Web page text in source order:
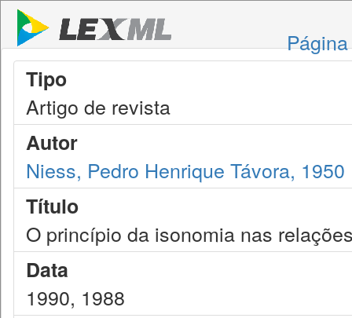
Tipo
Artigo de revista
Autor
Niess, Pedro Henrique Távora, 1950
Título
O princípio da isonomia nas
Data
1990, 1988